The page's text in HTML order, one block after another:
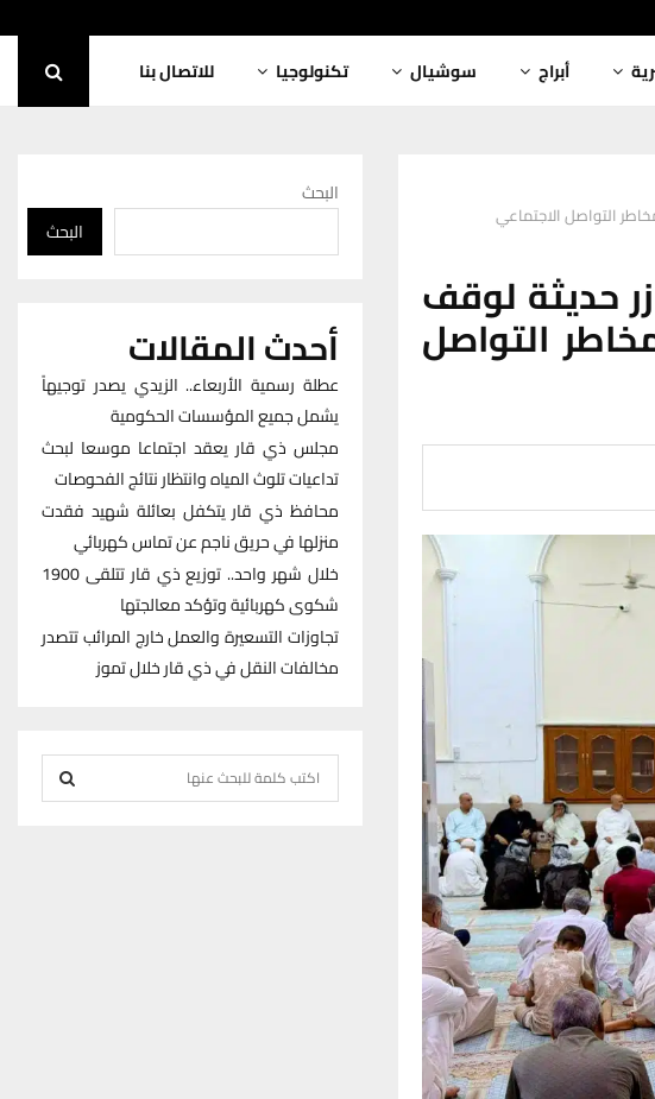
أبراج سوشيال تكنولوجيا للاتصال بنا
التواصل الاجتماعي
حديثة لوقف
التواصل
البحث
البحث
أحدث المقالات
عطلة رسمية الأربعاء.. الزيدي يصدر توجيهاً
يشمل جميع المؤسسات الحكومية
مجلس ذي قار يعقد اجتماعا موسعا لبحث
تداعيات تلوث المياه وانتظار نتائج الفحوصات
محافظ ذي قار يتكفل بعائلة شهيد فقدت
منزلها في حريق ناجم عن تماس كهربائي
خلال شهر واحد.. توزيع ذي قار تتلقى 1900
شكوى كهربائية وتؤكد معالجتها
تجاوزات التسعيرة والعمل خارج المرائب تتصدر
مخالفات النقل في ذي قار خلال تموز
e